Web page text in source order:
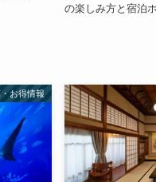
の楽しみ方と宿泊
お得情報